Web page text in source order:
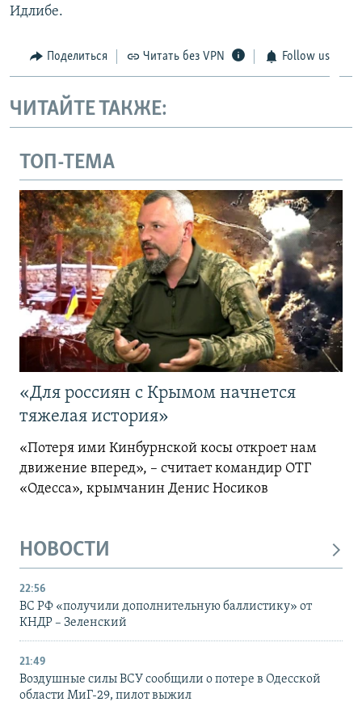
Идлибе.
Поделиться Читать без VPN Follow us
ЧИТАЙТЕ ТАКЖЕ:
ТОП-ТЕМА
«Для россиян с Крымом начнется
тяжелая история»
«Потеря ими Кинбурнской косы откроет нам
движение вперед», – считает командир ОТГ
«Одесса», крымчанин Денис Носиков
НОВОСТИ
22:56
ВС РФ «получили дополнительную баллистику» от
КНДР – Зеленский
21:49
Воздушные силы ВСУ сообщили о потере в Одесской
области МиГ-29, пилот выжил